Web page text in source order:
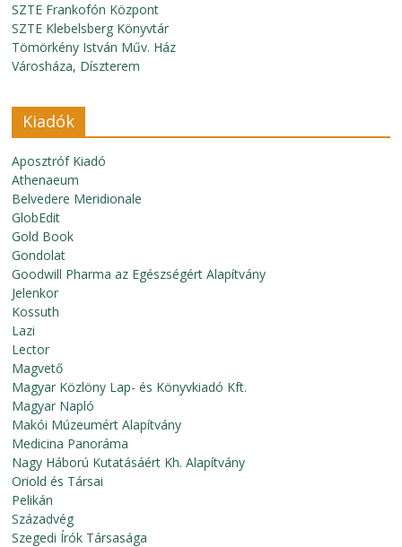
SZTE Frankofón Központ
SZTE Klebelsberg Könyvtár
Tömörkény István Műv. Ház
Városháza, Díszterem
Kiadók
Aposztróf Kiadó
Athenaeum
Belvedere Meridionale
GlobEdit
Gold Book
Gondolat
Goodwill Pharma az Egészségért Alapítvány
Jelenkor
Kossuth
Lazi
Lector
Magvető
Magyar Közlöny Lap- és Könyvkiadó Kft.
Magyar Napló
Makói Múzeumért Alapítvány
Medicina Panoráma
Nagy Háború Kutatásáért Kh. Alapítvány
Oriold és Társai
Pelikán
Századvég
Szegedi Írók Társasága